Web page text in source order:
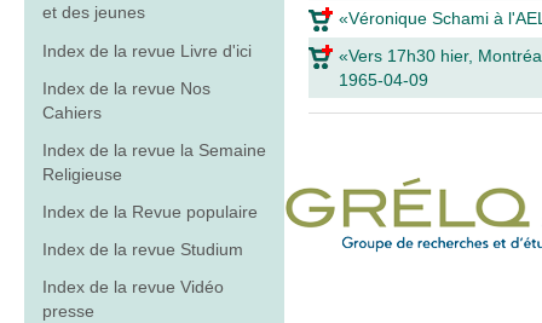
et des jeunes
Index de la revue Livre d'ici
Index de la revue Nos
Cahiers
Index de la revue la Semaine
Religieuse
Index de la Revue populaire
Index de la revue Studium
Index de la revue Vidéo
presse
«Véronique Schami à
«Vers 17h30 hier,
1965-04-09